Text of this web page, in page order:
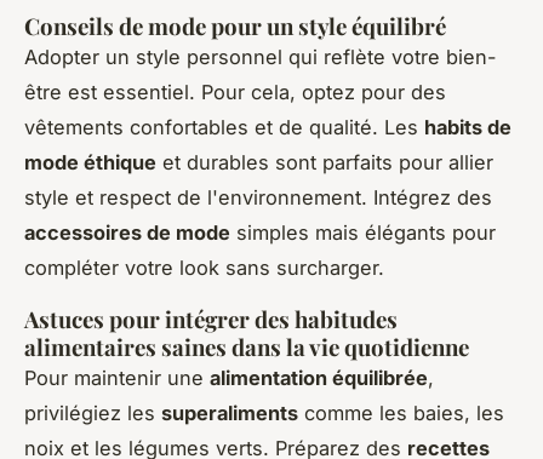
Conseils de mode pour un style équilibré
Adopter un style personnel qui reflète votre bien-
être est essentiel. Pour cela, optez pour des
vêtements confortables et de qualité. Les habits de
mode éthique et durables sont parfaits pour allier
style et respect de l'environnement. Intégrez des
accessoires de mode simples mais élégants pour
compléter votre look sans surcharger.
Astuces pour intégrer des habitudes
alimentaires saines dans la vie quotidienne
Pour maintenir une alimentation équilibrée,
privilégiez les superaliments comme les baies, les
noix et les légumes verts. Préparez des recettes